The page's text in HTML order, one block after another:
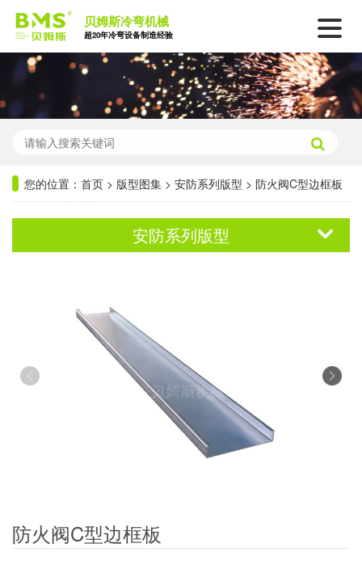
贝姆斯冷弯机械
超20年冷弯设备制造经验
您的位置： 首页 > 版型图集 > 安防系列版型 > 防火阀C型边框板
安防系列版型
防火阀C型边框板